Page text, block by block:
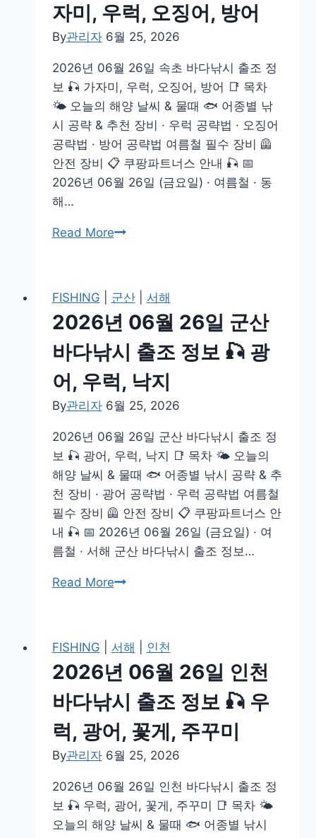
바
다
시
출
조
정
보
🎣
감
치,
삼
자미, 우럭, 오징어, 방어
By관리자 6월 25, 2026
2026년 06월 26일 속초 바다낚시 출조 정
보 🎣 가자미, 우럭, 오징어, 방어 📑 목차
🌤️ 오늘의 해양 날씨 & 물때 🐟 어종별 낚
시 공략 & 추천 장비 · 우럭 공략법 · 오징어
공략법 · 방어 공략법 여름철 필수 장비 🦺
안전 장비 📋 쿠팡파트너스 안내 🎣 📅
2026년 06월 26일 (금요일) · 여름철 · 동
해…
Read More2026
월
일
속
바
다
시
출
조
정
보
🎣
가
오
징
어,
방
어
FISHING 군산| 서해
2026년 06월 26일 군산
바다낚시 출조 정보 🎣 광
어, 우럭, 낙지
By관리자 6월 25, 2026
2026년 06월 26일 군산 바다낚시 출조 정
보 🎣 광어, 우럭, 낙지 📑 목차 🌤️ 오늘의
해양 날씨 & 물때 🐟 어종별 낚시 공략 & 추
천 장비 · 광어 공략법 · 우럭 공략법 여름철
필수 장비 🦺 안전 장비 📋 쿠팡파트너스 안
내 🎣 📅 2026년 06월 26일 (금요일) · 여
름철 · 서해 군산 바다낚시 출조 정보…
Read More2026
월
26
일
군
바
다
시
출
조
FISHING 서해 인천
2026년 06월 26일 인천
바다낚시 출조 정보 🎣 우
럭, 광어, 꽃게, 주꾸미
By관리자 6월 25, 2026
2026년 06월 26일 인천 바다낚시 출조 정
보 🎣 우럭, 광어, 꽃게, 주꾸미 📑 목차 🌤️
오늘의 해양 날씨 & 물때 🐟 어종별 낚시